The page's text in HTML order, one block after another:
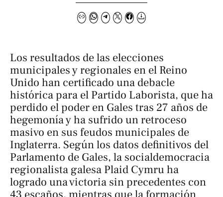
Los resultados de las elecciones
municipales y regionales en el Reino
Unido han certificado una debacle
histórica para el Partido Laborista, que ha
perdido el poder en Gales tras 27 años de
hegemonía y ha sufrido un retroceso
masivo en sus feudos municipales de
Inglaterra. Según los datos definitivos del
Parlamento de Gales, la socialdemocracia
regionalista galesa Plaid Cymru ha
logrado una victoria sin precedentes con